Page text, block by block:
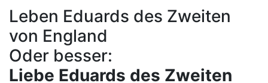
Leben Eduards des Zweiten
von England
Oder besser:
Liebe Eduards des Zweiten